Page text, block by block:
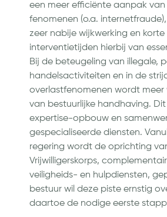
een meer efficiënte aanpak van
fenomenen (o.a.
zeer nabije wijkwerking en korte
interventietijden hierbij van
Bij de beteugeling van illegale,
handelsactiviteiten en in de
overlastfenomenen wordt
van bestuurlijke handhaving.
expertise-opbouw en
gespecialiseerde diensten.
regering wordt de oprichting
Vrijwilligerskorps,
veiligheids- en hulpdiensten,
bestuur wil deze piste ernstig
daartoe de nodige eerste